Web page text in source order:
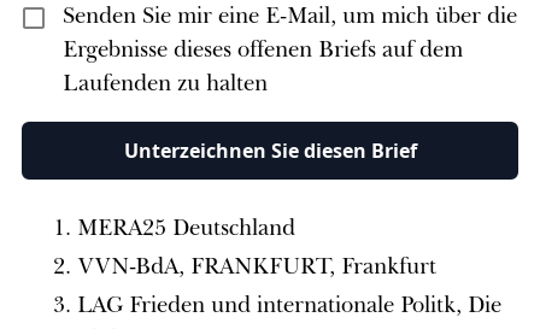
Senden Sie mir eine E-Mail, um mich über die
Ergebnisse dieses offenen Briefs auf dem
Laufenden zu halten
Unterzeichnen Sie diesen Brief
MERA25 Deutschland
VVN-BdA, FRANKFURT, Frankfurt
LAG Frieden und internationale Politk, Die